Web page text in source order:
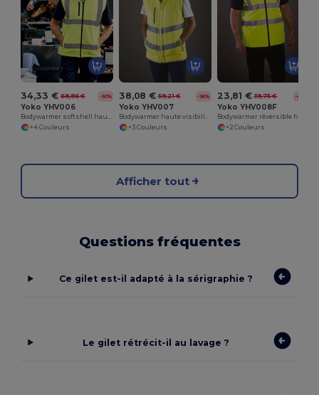
34,33 € 68,86 € -50%
Yoko YHV006
Bodywarmer softshell haute visibilité
+4 Couleurs
38,08 € 59,21 € -36%
Yoko YHV007
Bodywarmer haute visibilité "Kensington"
+3 Couleurs
23,81 € 39,75 € -40%
Yoko YHV008F
+2 Couleurs
Afficher tout
Questions fréquentes
Ce gilet est-il adapté à la sérigraphie ?
Le gilet rétrécit-il au lavage ?